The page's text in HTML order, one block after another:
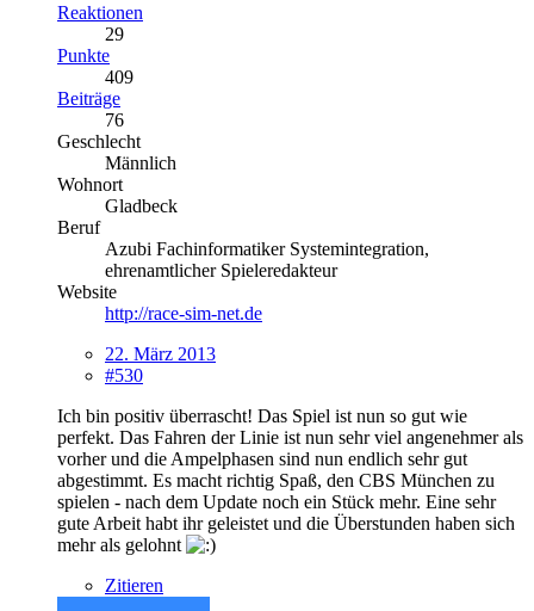
Reaktionen
29
Punkte
409
Beiträge
76
Geschlecht
Männlich
Wohnort
Gladbeck
Beruf
Azubi Fachinformatiker Systemintegration,
ehrenamtlicher Spieleredakteur
Website
http://race-sim-net.de
22. März 2013
#530
Ich bin positiv überrascht! Das Spiel ist nun so gut wie
perfekt. Das Fahren der Linie ist nun sehr viel angenehmer als
vorher und die Ampelphasen sind nun endlich sehr gut
abgestimmt. Es macht richtig Spaß, den CBS München zu
spielen - nach dem Update noch ein Stück mehr. Eine sehr
gute Arbeit habt ihr geleistet und die Überstunden haben sich
mehr als gelohnt
Zitieren